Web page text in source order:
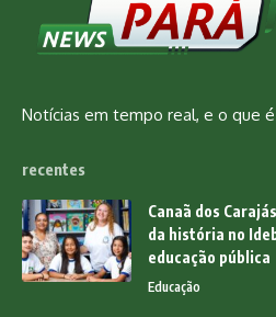
Notícias em tempo real, e o que
recentes
Canaã dos
da história no
educação pública
Educação